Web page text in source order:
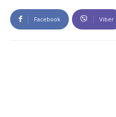
Facebook Viber